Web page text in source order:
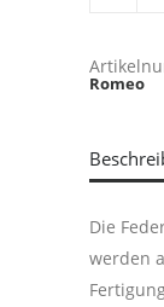
(
Nova
-40/
quantity
Romeo
Die
werden